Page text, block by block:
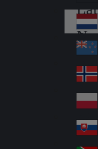
Lat
in
A
me
ric
a
Ne
the
rla
nd
s
Ne
w
Ze
ala
nd
No
rw
ay
Pol
an
d
Slo